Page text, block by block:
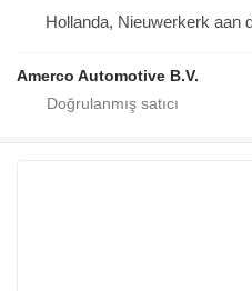
Hollanda, Nieuwerkerk aan
Amerco Automotive B.V.